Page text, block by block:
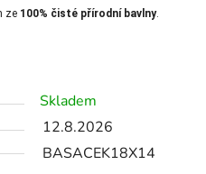
ze 100% čisté přírodní bavlny.
Skladem
12.8.2026
BASACEK18X14